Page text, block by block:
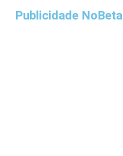
Publicidade NoBeta